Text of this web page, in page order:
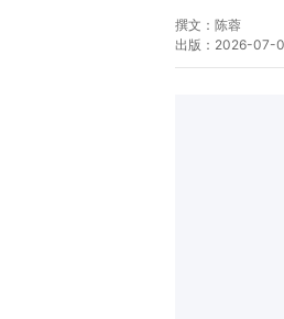
撰文： 陈蓉
出版： 2026-07-